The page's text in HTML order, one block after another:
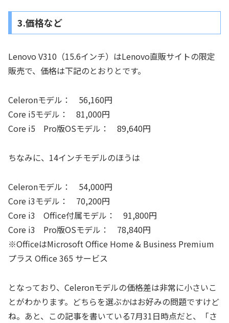
3.価格など
Lenovo V310（15.6インチ）はLenovo直販サイトの限定
販売で、価格は下記のとおりとです。
Celeronモデル： 56,160円
Core i5モデル： 81,000円
Core i5 Pro版OSモデル： 89,640円
ちなみに、14インチモデルのほうは
Celeronモデル： 54,000円
Core i3モデル： 70,200円
Core i3 Office付属モデル： 91,800円
Core i3 Pro版OSモデル： 78,840円
※OfficeはMicrosoft Office Home & Business Premium
プラス Office 365 サービス
となっており、Celeronモデルの価格差は非常に小さいこ
とがわかります。どちらを選ぶかはお好みの問題ですけど
ね。あと、この記事を書いている7月31日時点だと、「さ